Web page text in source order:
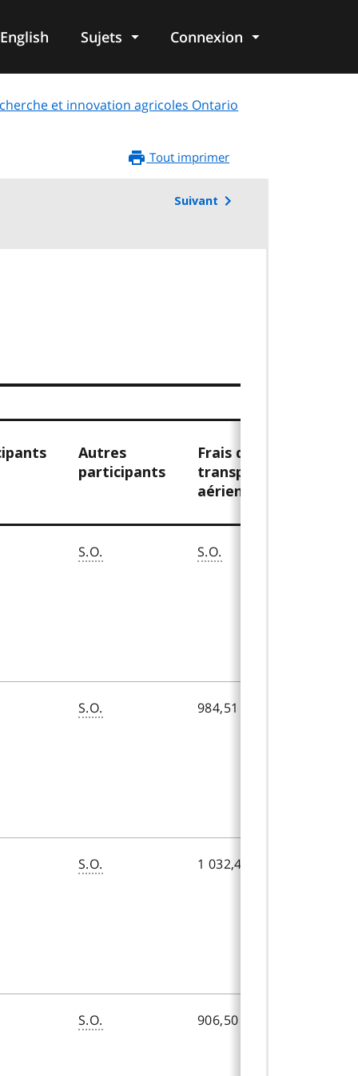
English Sujets Connexion
et innovation agricoles Ontario
Tout imprimer
Suivant
Autres
participants
Frais de
transport
aérien
S.O. S.O.
S.O. 984,51 $
S.O. 1 032,45 $
S.O. 906,50 $